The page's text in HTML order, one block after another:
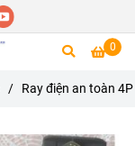
0
/ Ray điện an toàn